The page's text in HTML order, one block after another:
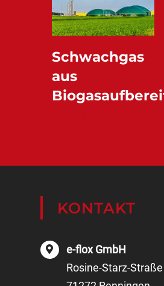
Schwachgas
aus
KONTAKT
e-flox GmbH
Rosine-Starz-Straße